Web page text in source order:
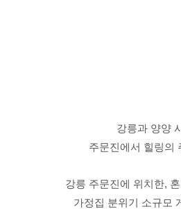
강릉과 양양
주문진에서 힐링의
강릉 주문진에 위치한,
가정집 분위기 소규모